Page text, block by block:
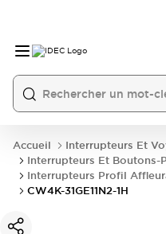
Accueil
Interrupteurs Et
Interrupteurs Et Boutons-
Interrupteurs Profil
CW4K-31GE11N2-1H